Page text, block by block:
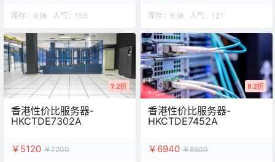
库存： 9.9k 人气： 153 库存： 9.9k 人气： 121
7.2折
香港性价比服务器-
HKCTDE7302A
￥5120 ￥7200
8.2折
香港性价比服务器-
HKCTDE7452A
￥6940 ￥8500